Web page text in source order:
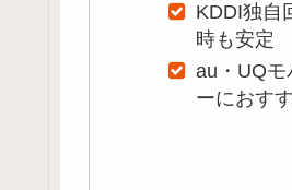
KDDI独自
時も安定
au・UQ
ーにおす